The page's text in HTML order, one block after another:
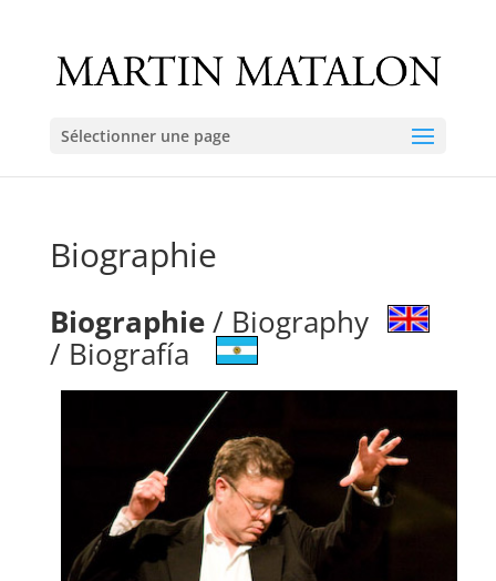
Sélectionner une page
Biographie
Biographie/ Biography
/ Biografía